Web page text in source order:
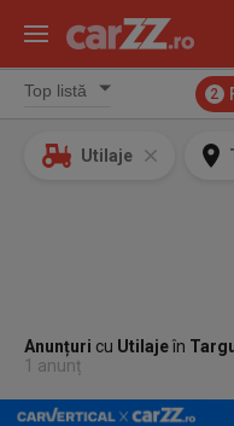
2
Utilaje
Anunțuri cu Utilajeîn
1 anunț